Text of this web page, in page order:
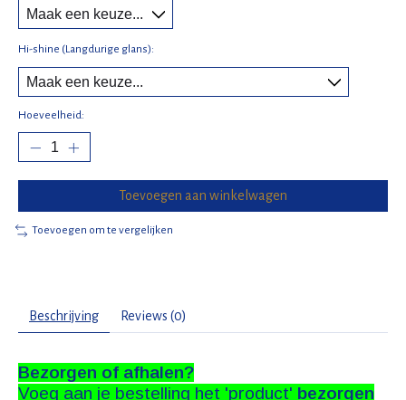
Hi-shine (Langdurige glans):
Hoeveelheid:
Toevoegen aan winkelwagen
Toevoegen om te vergelijken
Beschrijving Reviews (0)
Bezorgen of afhalen?
Voeg aan je bestelling het 'product' bezorgen